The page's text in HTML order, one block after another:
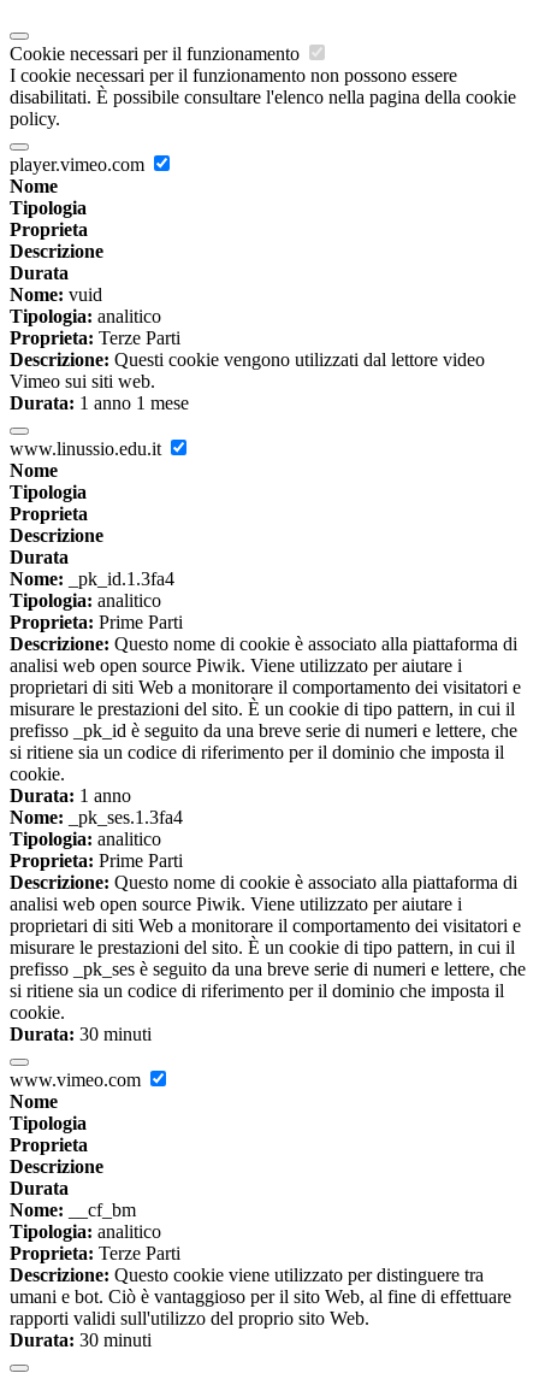
Cookie necessari per il funzionamento
I cookie necessari per il funzionamento non possono essere
disabilitati. È possibile consultare l'elenco nella pagina della cookie
policy.
player.vimeo.com
Nome
Tipologia
Proprieta
Descrizione
Durata
Nome: vuid
Tipologia: analitico
Proprieta: Terze Parti
Descrizione: Questi cookie vengono utilizzati dal lettore video
Vimeo sui siti web.
Durata: 1 anno 1 mese
www.linussio.edu.it
Nome
Tipologia
Proprieta
Descrizione
Durata
Nome: _pk_id.1.3fa4
Tipologia: analitico
Proprieta: Prime Parti
Descrizione: Questo nome di cookie è associato alla piattaforma di
analisi web open source Piwik. Viene utilizzato per aiutare i
proprietari di siti Web a monitorare il comportamento dei visitatori e
misurare le prestazioni del sito. È un cookie di tipo pattern, in cui il
prefisso _pk_id è seguito da una breve serie di numeri e lettere, che
si ritiene sia un codice di riferimento per il dominio che imposta il
cookie.
Durata: 1 anno
Nome: _pk_ses.1.3fa4
Tipologia: analitico
Proprieta: Prime Parti
Descrizione: Questo nome di cookie è associato alla piattaforma di
analisi web open source Piwik. Viene utilizzato per aiutare i
proprietari di siti Web a monitorare il comportamento dei visitatori e
misurare le prestazioni del sito. È un cookie di tipo pattern, in cui il
prefisso _pk_ses è seguito da una breve serie di numeri e lettere, che
si ritiene sia un codice di riferimento per il dominio che imposta il
cookie.
Durata: 30 minuti
www.vimeo.com
Nome
Tipologia
Proprieta
Descrizione
Durata
Nome: __cf_bm
Tipologia: analitico
Proprieta: Terze Parti
Descrizione: Questo cookie viene utilizzato per distinguere tra
umani e bot. Ciò è vantaggioso per il sito Web, al fine di effettuare
rapporti validi sull'utilizzo del proprio sito Web.
Durata: 30 minuti